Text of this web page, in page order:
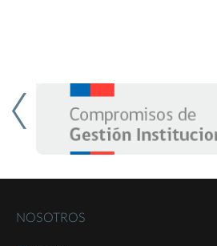
NOSOTROS